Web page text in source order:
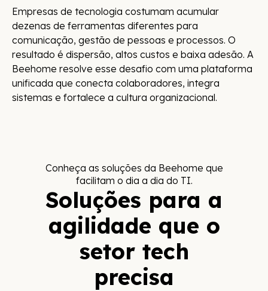
Empresas de tecnologia costumam acumular
dezenas de ferramentas diferentes para
comunicação, gestão de pessoas e processos. O
resultado é dispersão, altos custos e baixa adesão. A
Beehome resolve esse desafio com uma plataforma
unificada que conecta colaboradores, integra
sistemas e fortalece a cultura organizacional.
Conheça as soluções da Beehome que
facilitam o dia a dia do TI.
Soluções para a
agilidade que o
setor tech
precisa